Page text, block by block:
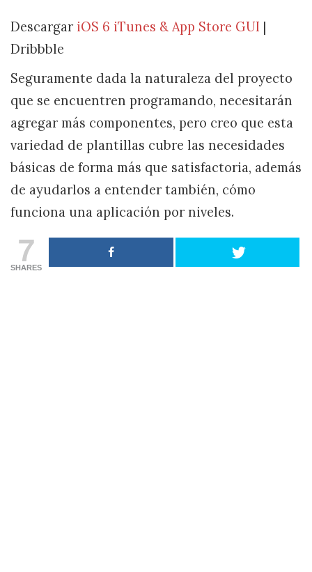
Descargar iOS 6 iTunes & App Store GUI |
Dribbble
Seguramente dada la naturaleza del proyecto
que se encuentren programando, necesitarán
agregar más componentes, pero creo que esta
variedad de plantillas cubre las necesidades
básicas de forma más que satisfactoria, además
de ayudarlos a entender también, cómo
funciona una aplicación por niveles.
7
SHARES